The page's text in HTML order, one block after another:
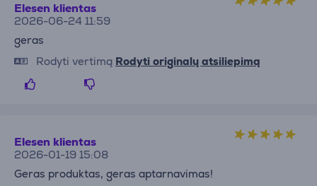
Elesen klientas
2026-06-24 11:59
geras
Rodyti vertimą Rodyti originalų atsiliepimą
Elesen klientas
2026-01-19 15:08
Geras produktas, geras aptarnavimas!